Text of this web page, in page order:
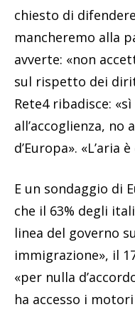
chiesto di
mancheremo alla
avverte: «non
sul rispetto dei
Rete4 ribadisce:
all’accoglienza, no
d’Europa». «L’aria
E un sondaggio di
che il 63% degli
linea del governo
immigrazione», il
«per nulla
ha accesso i